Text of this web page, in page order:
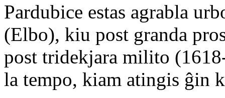
Pardubice estas agrabla
(Elbo), kiu post granda
post tridekjara milito
la tempo, kiam atingis ĝin